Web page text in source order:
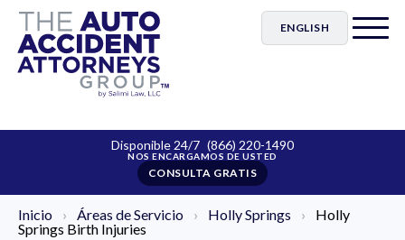
ENGLISH
Disponible 24/7 (866) 220-1490
CONSULTA GRATIS
Inicio › Áreas de Servicio › Holly Springs ›
Holly
Springs Birth Injuries